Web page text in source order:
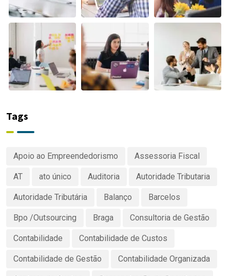
Tags
Apoio ao Empreendedorismo Assessoria Fiscal
AT ato único Auditoria Autoridade Tributaria
Autoridade Tributária Balanço Barcelos
Bpo /Outsourcing Braga Consultoria de Gestão
Contabilidade Contabilidade de Custos
Contabilidade de Gestão Contabilidade Organizada